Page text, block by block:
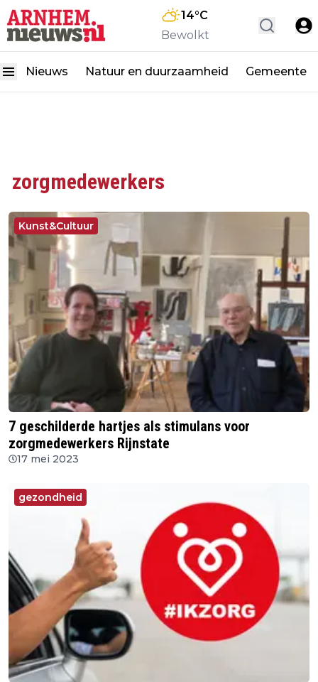
14°C
Bewolkt
Nieuws Natuur en duurzaamheid Gemeente
zorgmedewerkers
Kunst&Cultuur
7 geschilderde hartjes als stimulans voor
zorgmedewerkers Rijnstate
17 mei 2023
gezondheid